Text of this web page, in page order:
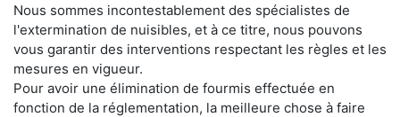
Nous sommes incontestablement des spécialistes de
l'extermination de nuisibles, et à ce titre, nous pouvons
vous garantir des interventions respectant les règles et les
mesures en vigueur.
Pour avoir une élimination de fourmis effectuée en
fonction de la réglementation, la meilleure chose à faire